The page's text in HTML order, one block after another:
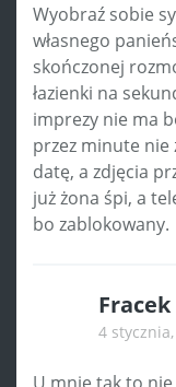
Wyobraź sobie
własnego
skończonej
łazienki na
imprezy nie ma
przez minute nie
datę, a zdjęcia
już żona śpi, a
bo zablokowany.
Fracek
4